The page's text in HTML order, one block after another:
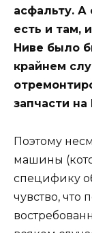
асфальту. А
есть и там,
Ниве было
крайнем
запчасти
Поэтому
машины
специфику
чувство, что